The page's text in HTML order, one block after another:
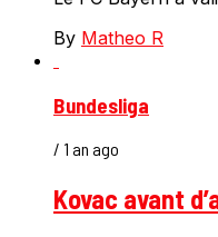
By Matheo R
Bundesliga
/ 1 an ago
Kovac avant